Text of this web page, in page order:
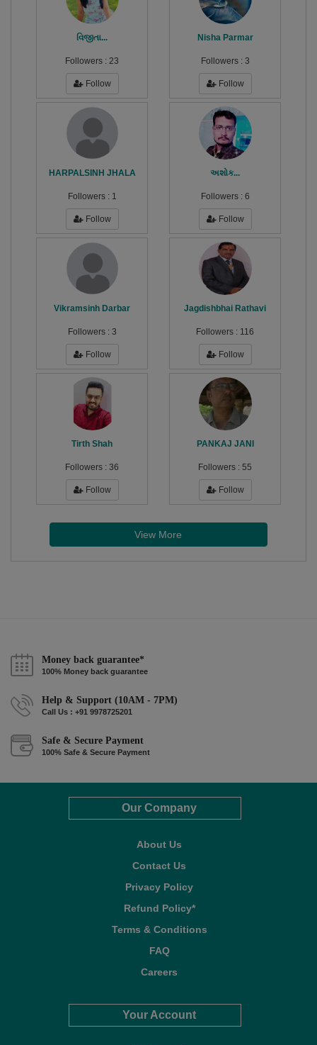
વિજીતા...
Followers : 23
Follow
Nisha Parmar
Followers : 3
Follow
HARPALSINH JHALA
Followers : 1
Follow
અશોક...
Followers : 6
Follow
Vikramsinh Darbar
Followers : 3
Follow
Jagdishbhai Rathavi
Followers : 116
Follow
Tirth Shah
Followers : 36
Follow
PANKAJ JANI
Followers : 55
Follow
View More
Money back guarantee*
100% Money back guarantee
Help & Support (10AM - 7PM)
Call Us : +91 9978725201
Safe & Secure Payment
100% Safe & Secure Payment
Our Company
About Us
Contact Us
Privacy Policy
Refund Policy*
Terms & Conditions
FAQ
Careers
Your Account